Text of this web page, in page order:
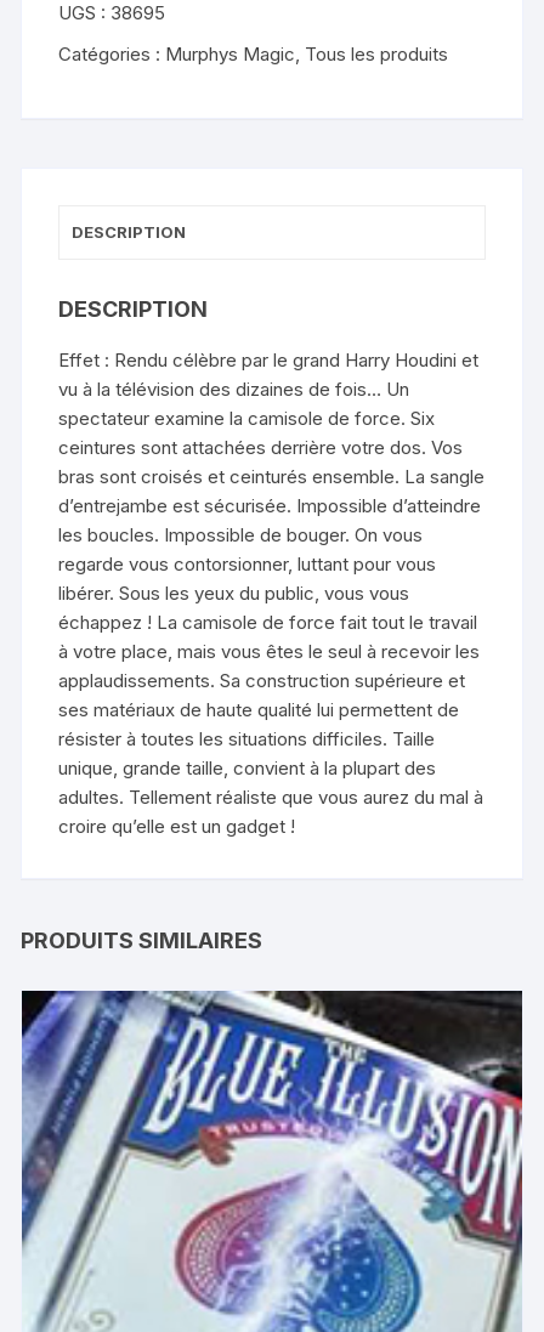
UGS : 38695
Catégories : Murphys Magic, Tous les produits
DESCRIPTION
DESCRIPTION
Effet : Rendu célèbre par le grand Harry Houdini et
vu à la télévision des dizaines de fois… Un
spectateur examine la camisole de force. Six
ceintures sont attachées derrière votre dos. Vos
bras sont croisés et ceinturés ensemble. La sangle
d’entrejambe est sécurisée. Impossible d’atteindre
les boucles. Impossible de bouger. On vous
regarde vous contorsionner, luttant pour vous
libérer. Sous les yeux du public, vous vous
échappez ! La camisole de force fait tout le travail
à votre place, mais vous êtes le seul à recevoir les
applaudissements. Sa construction supérieure et
ses matériaux de haute qualité lui permettent de
résister à toutes les situations difficiles. Taille
unique, grande taille, convient à la plupart des
adultes. Tellement réaliste que vous aurez du mal à
croire qu’elle est un gadget !
PRODUITS SIMILAIRES